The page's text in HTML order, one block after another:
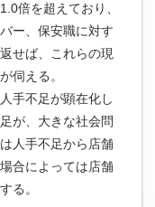
倍を超えており、
ー、保安職に対す
せば、これらの現
伺える。
手不足が顕在化し
が、大きな社会問
人手不足から店舗
合によっては店舗
る。